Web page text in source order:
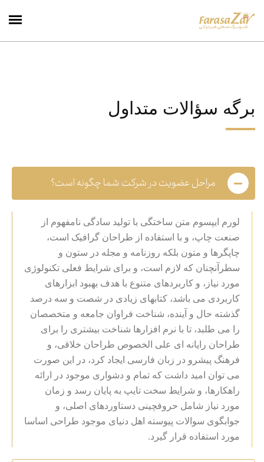
برگه سؤالات متداول
مراحل عضویت در شرکت شما چگونه است؟
لورم ایپسوم متن ساختگی با تولید سادگی نامفهوم از
صنعت چاپ، و با استفاده از طراحان گرافیک است،
چاپگرها و متون بلکه روزنامه و مجله در ستون و
سطرآنچنان که لازم است، و برای شرایط فعلی تکنولوژی
مورد نیاز، و کاربردهای متنوع با هدف بهبود ابزارهای
کاربردی می باشد، کتابهای زیادی در شصت و سه درصد
گذشته حال و آینده، شناخت فراوان جامعه و متخصصان
را می طلبد، تا با نرم افزارها شناخت بیشتری را برای
طراحان رایانه ای علی الخصوص طراحان خلاقی، و
فرهنگ پیشرو در زبان فارسی ایجاد کرد، در این صورت
می توان امید داشت که تمام و دشواری موجود در ارائه
راهکارها، و شرایط سخت تایپ به پایان رسد و زمان
مورد نیاز شامل حروفچینی دستاوردهای اصلی، و
جوابگوی سوالات پیوسته اهل دنیای موجود طراحی اساسا
مورد استفاده قرار گیرد.